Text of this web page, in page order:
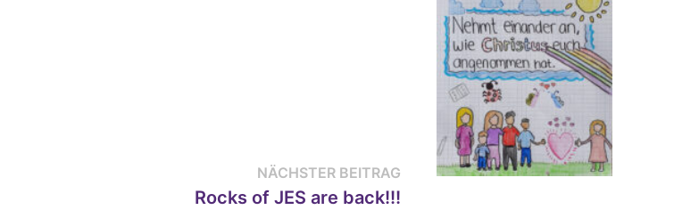
NÄCHSTER BEITRAG Nächster
Rocks of JES are back!!!